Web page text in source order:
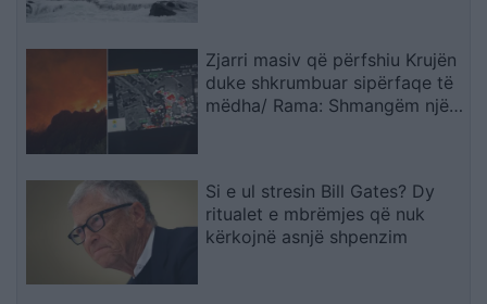
Zjarri masiv që përfshiu Krujën
duke shkrumbuar sipërfaqe të
mëdha/ Rama: Shmangëm një
Si e ul stresin Bill Gates? Dy
ritualet e mbrëmjes që nuk
kërkojnë asnjë shpenzim